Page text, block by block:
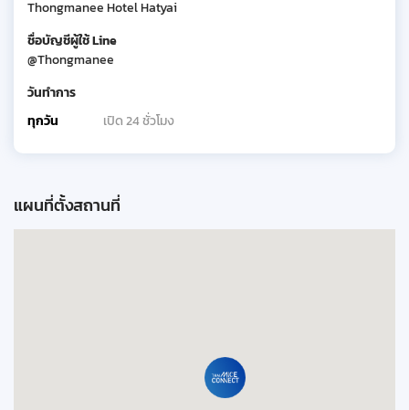
Thongmanee Hotel Hatyai
ชื่อบัญชีผู้ใช้ Line
@Thongmanee
วันทำการ
ทุกวัน
เปิด 24 ชั่วโมง
แผนที่ตั้งสถานที่